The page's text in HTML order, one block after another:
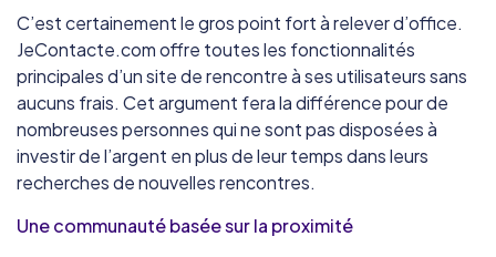
C’est certainement le gros point fort à relever d’office.
JeContacte.com offre toutes les fonctionnalités
principales d’un site de rencontre à ses utilisateurs sans
aucuns frais. Cet argument fera la différence pour de
nombreuses personnes qui ne sont pas disposées à
investir de l’argent en plus de leur temps dans leurs
recherches de nouvelles rencontres.
Une communauté basée sur la proximité